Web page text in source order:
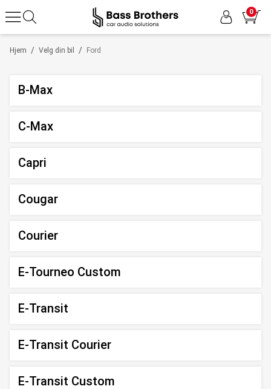
0
/
Hjem /
Velg din bil Ford
B-Max
C-Max
Capri
Cougar
Courier
E-Tourneo Custom
E-Transit
E-Transit Courier
E-Transit Custom